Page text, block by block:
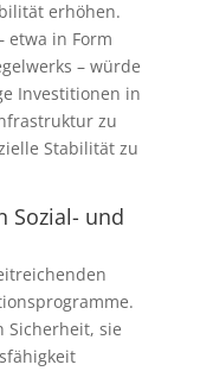
erhöhen.
etwa in Form
– würde
Investitionen in
zu
Stabilität zu
Sozial- und
Sicherheit, sie